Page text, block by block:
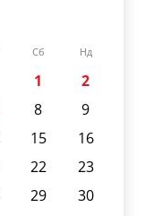
Сб Нд
1
2
8
9
15
16
22
23
29
30